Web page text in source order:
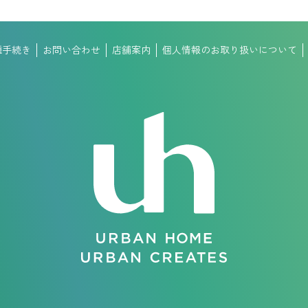
続き お問い合わせ 店舗案内 個人情報のお取り扱いについて